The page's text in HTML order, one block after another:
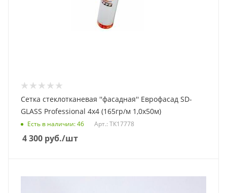
Сетка стеклотканевая ''фасадная'' Еврофасад SD-
GLASS Professional 4х4 (165гр/м 1,0х50м)
Есть в наличии: 46 Арт.: ТК17778
4 300 руб./шт